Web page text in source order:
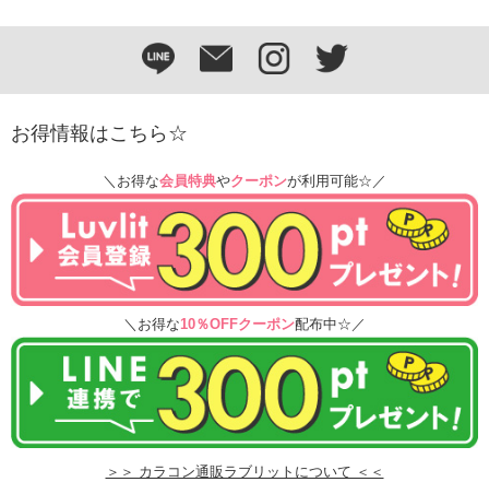
お得情報はこちら☆
＼お得な会員特典やクーポンが利用可能☆／
＼お得な10％OFFクーポン配布中☆／
＞＞ カラコン通販ラブリットについて ＜＜